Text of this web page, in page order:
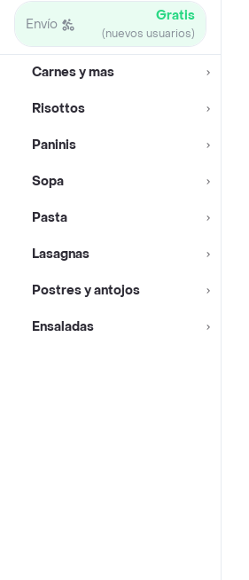
Envío Gratis
(nuevos usuarios)
Carnes y mas
Risottos
Paninis
Sopa
Pasta
Lasagnas
Postres y antojos
Ensaladas